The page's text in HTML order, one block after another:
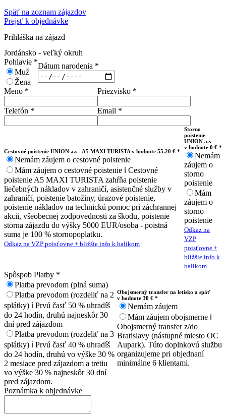
Späť na zoznam zájazdov
Prejsť k objednávke
Prihláška na zájazd
Jordánsko - veľký okruh
Pohlavie *
Muž
Žena
Dátum narodenia *
Meno * Priezvisko *
Telefón * Email *
Cestovné poistenie UNION a.s - A5 MAXI TURISTA v hodnote 55.20 € *
Nemám záujem o cestovné poistenie
Mám záujem o cestovné poistenie ℹ️ Cestovné
poistenie A5 MAXI TURISTA zahŕňa poistenie
liečebných nákladov v zahraničí, asistenčné služby v
zahraničí, poistenie batožiny, úrazové poistenie,
poistenie nákladov na technickú pomoc pri záchrannej
akcii, všeobecnej zodpovednosti za škodu, poistenie
storna zájazdu do výšky 5000 EUR/osoba - poistná
suma je 100 % stornopoplatku.
Odkaz na VZP poisťovne + bližšie info k balíkom
Storno
poistenie
UNION a.s
v hodnote 0 € *
Nemám
záujem o
storno
poistenie
Mám
záujem o
storno
poistenie
Odkaz na
VZP
poisťovne +
bližšie info k
balíkom
Spôspob Platby *
Platba prevodom (plná suma)
Platba prevodom (rozdeliť na 2
splátky) ℹ️ Prvú časť 50 % uhradíš
do 24 hodín, druhú najneskôr 30
dní pred zájazdom
Platba prevodom (rozdeliť na 3
splátky) ℹ️ Prvú časť 40 % uhradíš
do 24 hodín, druhú vo výške 30 %
2 mesiace pred zájazdom a tretiu
vo výške 30 % najneskôr 30 dní
pred zájazdom.
Obojsmerný transfer na letisko a späť
v hodnote 30 € *
Nemám záujem
Mám záujem obojsmerne ℹ️
Obojsmerný transfer z/do
Bratislavy (nástupné miesto OC
Aupark). Túto doplnkovú službu
organizujeme pri objednaní
minimálne 6 klientami.
Poznámka k objednávke